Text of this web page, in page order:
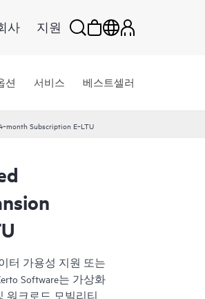
사 지원
션 서비스 베스트셀러
Subscription E‑LTU
터 가용성 지원 또는
Software는 가상화
워크로드 모빌리티